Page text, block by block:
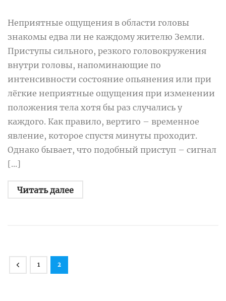
Неприятные ощущения в области головы
знакомы едва ли не каждому жителю Земли.
Приступы сильного, резкого головокружения
внутри головы, напоминающие по
интенсивности состояние опьянения или при
лёгкие неприятные ощущения при изменении
положения тела хотя бы раз случались у
каждого. Как правило, вертиго – временное
явление, которое спустя минуты проходит.
Однако бывает, что подобный приступ – сигнал
[...]
Читать далее
1 2